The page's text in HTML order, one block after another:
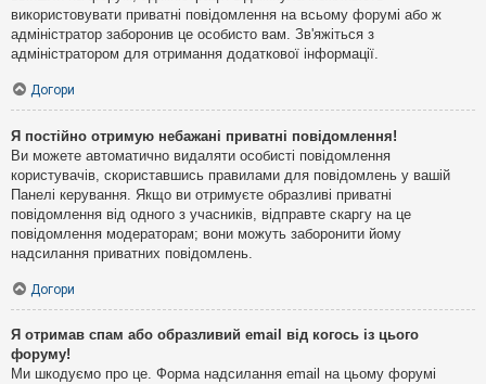
використовувати приватні повідомлення на всьому форумі або ж
адміністратор заборонив це особисто вам. Зв'яжіться з
адміністратором для отримання додаткової інформації.
Догори
Я постійно отримую небажані приватні повідомлення!
Ви можете автоматично видаляти особисті повідомлення
користувачів, скориставшись правилами для повідомлень у вашій
Панелі керування. Якщо ви отримуєте образливі приватні
повідомлення від одного з учасників, відправте скаргу на це
повідомлення модераторам; вони можуть заборонити йому
надсилання приватних повідомлень.
Догори
Я отримав спам або образливий email від когось із цього
форуму!
Ми шкодуємо про це. Форма надсилання email на цьому форумі